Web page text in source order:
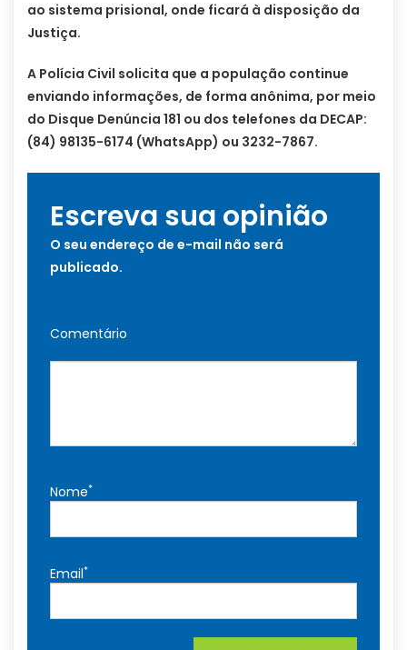
ao sistema prisional, onde ficará à disposição da
Justiça.
A Polícia Civil solicita que a população continue
enviando informações, de forma anônima, por meio
do Disque Denúncia 181 ou dos telefones da DECAP:
(84) 98135-6174 (WhatsApp) ou 3232-7867.
Escreva sua opinião
O seu endereço de e-mail não será
publicado.
Comentário
Nome*
Email*